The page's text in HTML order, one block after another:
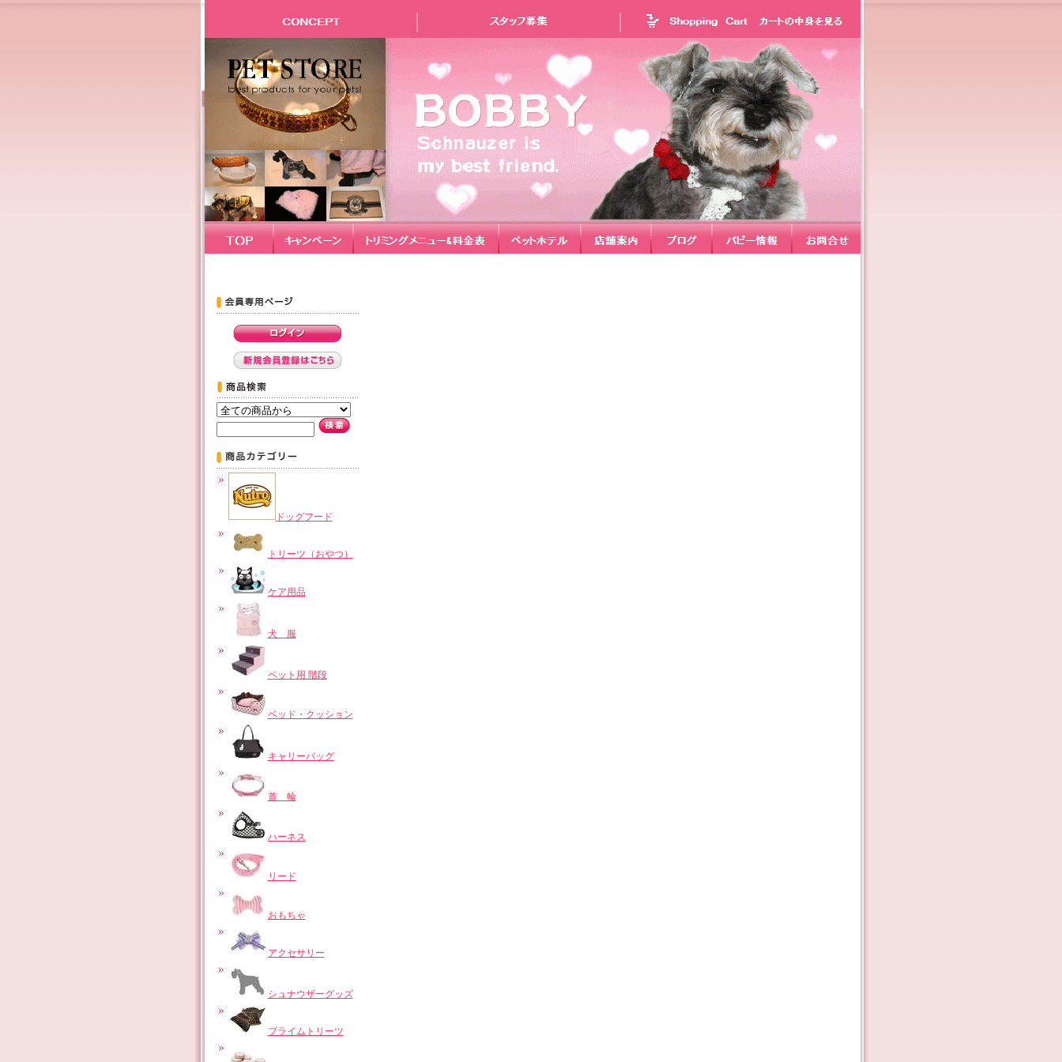
ドッグフード
トリーツ（おやつ）
ケア用品
犬 服
ペット用 階段
ベッド・クッション
キャリーバッグ
首 輪
ハーネス
リード
おもちゃ
アクセサリー
シュナウザーグッズ
プライムトリーツ